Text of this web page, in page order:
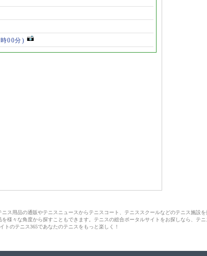
00分)
ス用品の通販やテニスニュースからテニスコート、テニススクールなどのテニス施設
様々な角度から探すこともできます。テニスの総合ポータルサイトをお探しなら、テ
のテニス365であなたのテニスをもっと楽しく！